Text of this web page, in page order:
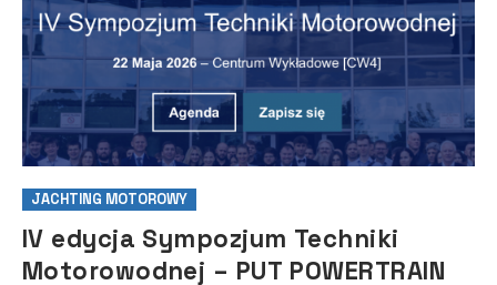
JACHTING MOTOROWY
IV edycja Sympozjum Techniki
Motorowodnej – PUT POWERTRAIN